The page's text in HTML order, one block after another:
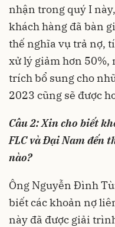
nhận trong quý I
khách hàng đã bàn
thế nghĩa vụ trả nợ,
xử lý giảm hơn 50%,
trích bổ sung cho
2023 cũng sẽ được
Câu 2: Xin cho biết
FLC và Đại Nam đến
nào?
Ông Nguyễn Đình
biết các khoản nợ
này đã được giải